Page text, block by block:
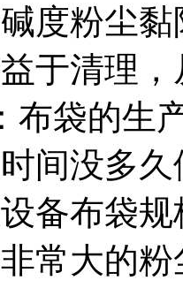
度粉尘
于清理
布袋的生
间没多
备布袋
常大的